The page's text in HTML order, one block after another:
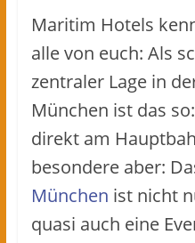
Maritim Hotels
alle von euch: Als
zentraler Lage in
München ist das
direkt am
besondere aber:
München ist nicht
quasi auch eine